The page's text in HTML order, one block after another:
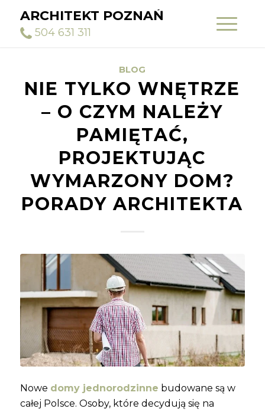
ARCHITEKT POZNAŃ
504 631 311
BLOG
NIE TYLKO WNĘTRZE
– O CZYM NALEŻY
PAMIĘTAĆ,
PROJEKTUJĄC
WYMARZONY DOM?
PORADY ARCHITEKTA
Nowe domy jednorodzinne budowane są w
całej Polsce. Osoby, które decydują się na